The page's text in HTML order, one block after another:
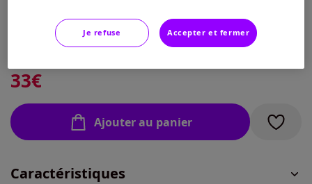
Veuillez sélectionner une taille
épuisé
46 -épuisé
Guide des tailles
33€
Ajouter au panier
Caractéristiques
Je refuse Accepter et fermer